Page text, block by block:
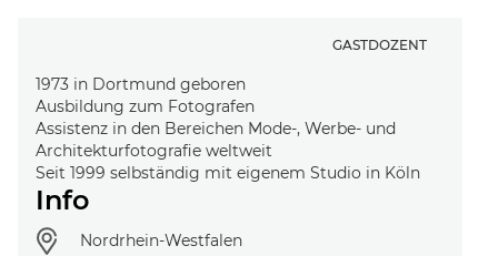
GASTDOZENT
1973 in Dortmund geboren
Ausbildung zum Fotografen
Assistenz in den Bereichen Mode-, Werbe- und
Architekturfotografie weltweit
Seit 1999 selbständig mit eigenem Studio in Köln
Info
Standort:
Nordrhein-Westfalen